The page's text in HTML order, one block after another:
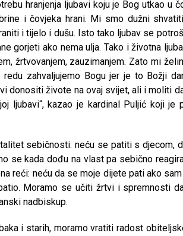
hranjenja ljubavi koju je Bog utkao u
i čovjeka hrani. Mi smo dužni
i tijelo i dušu. Isto tako ljubav se
gorjeti ako nema ulja. Tako i životna
žrtvovanjem, zauzimanjem. Zato mi
redu zahvaljujemo Bogu jer je to Božji
donositi živote na ovaj svijet, ali i moliti
ljubavi“, kazao je kardinal Puljić koji je
sebičnosti: neću se patiti s djecom,
se kada dođu na vlast pa sebično
reći: neću da se moje dijete pati ako
Moramo se učiti žrtvi i spremnosti
nadbiskup.
i starih, moramo vratiti radost